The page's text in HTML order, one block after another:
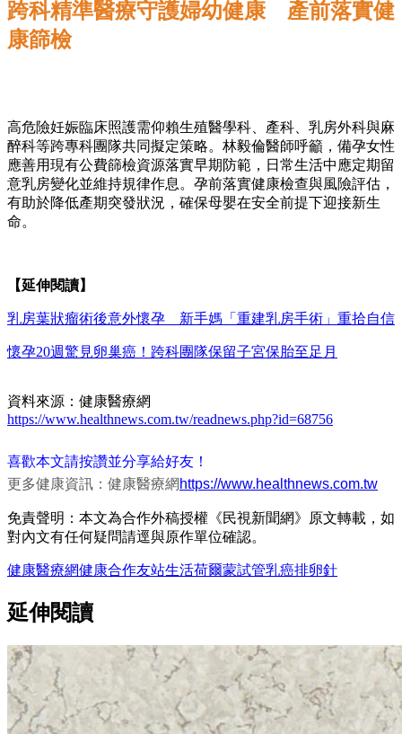
跨科精準醫療守護婦幼健康 產前落實健
康篩檢
高危險妊娠臨床照護需仰賴生殖醫學科、產科、乳房外科與麻
醉科等跨專科團隊共同擬定策略。林毅倫醫師呼籲，備孕女性
應善用現有公費篩檢資源落實早期防範，日常生活中應定期留
意乳房變化並維持規律作息。孕前落實健康檢查與風險評估，
有助於降低產期突發狀況，確保母嬰在安全前提下迎接新生
命。
【延伸閱讀】
乳房葉狀瘤術後意外懷孕 新手媽「重建乳房手術」重拾自信
懷孕20週驚見卵巢癌！跨科團隊保留子宮保胎至足月
資料來源：健康醫療網
https://www.healthnews.com.tw/readnews.php?id=68756
喜歡本文請按讚並分享給好友！
更多健康資訊：健康醫療網 https://www.healthnews.com.tw
免責聲明：本文為合作外稿授權《民視新聞網》原文轉載，如
對內文有任何疑問請逕與原作單位確認。
健康醫療網健康合作友站生活荷爾蒙試管乳癌排卵針
延伸閱讀